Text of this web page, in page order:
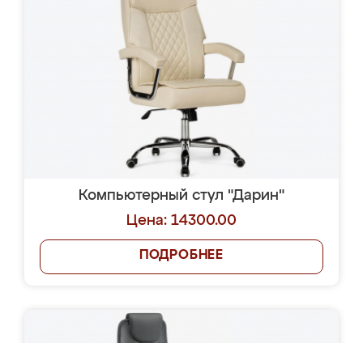
Компьютерный стул "Дарин"
Цена: 14300.00
ПОДРОБНЕЕ